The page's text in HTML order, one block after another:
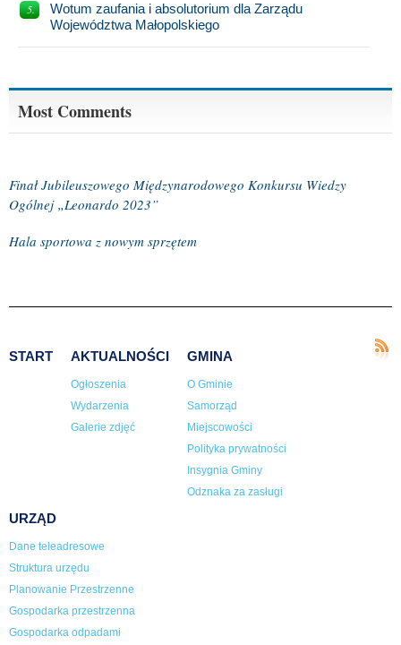
Wotum zaufania i absolutorium dla Zarządu
Województwa Małopolskiego
Most Comments
Finał Jubileuszowego Międzynarodowego Konkursu Wiedzy
Ogólnej „Leonardo 2023”
Hala sportowa z nowym sprzętem
START AKTUALNOŚCI
Ogłoszenia
Wydarzenia
Galerie zdjęć
GMINA
O Gminie
Samorząd
Miejscowości
Polityka prywatności
Insygnia Gminy
Odznaka za zasługi
URZĄD
Dane teleadresowe
Struktura urzędu
Planowanie Przestrzenne
Gospodarka przestrzenna
Gospodarka odpadami